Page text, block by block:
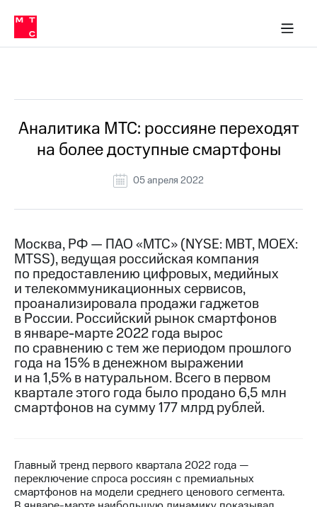
Медиа-центр
и акционерам
Устойчивое развитие
Комплаенс и деловая этика
компании
Карьера
История
компании
Руководство
Контакты
Медиа-центр
Пресс-
релизы
МТС
о технологиях
Достижения
Интервью
Контакты
Новости
в МТС
Пресс-
релизы
о технологиях
Аналитика МТС: россияне переходят
на более доступные смартфоны
05 апреля 2022
Москва, РФ — ПАО «МТС» (NYSE: MBT, MOEX:
MTSS), ведущая российская компания
по предоставлению цифровых, медийных
и телекоммуникационных сервисов,
проанализировала продажи гаджетов
в России. Российский рынок смартфонов
в январе-марте 2022 года вырос
по сравнению с тем же периодом прошлого
года на 15% в денежном выражении
и на 1,5% в натуральном. Всего в первом
квартале этого года было продано 6,5 млн
смартфонов на сумму 177 млрд рублей.
Главный тренд первого квартала 2022 года —
переключение спроса россиян с премиальных
смартфонов на модели среднего ценового сегмента.